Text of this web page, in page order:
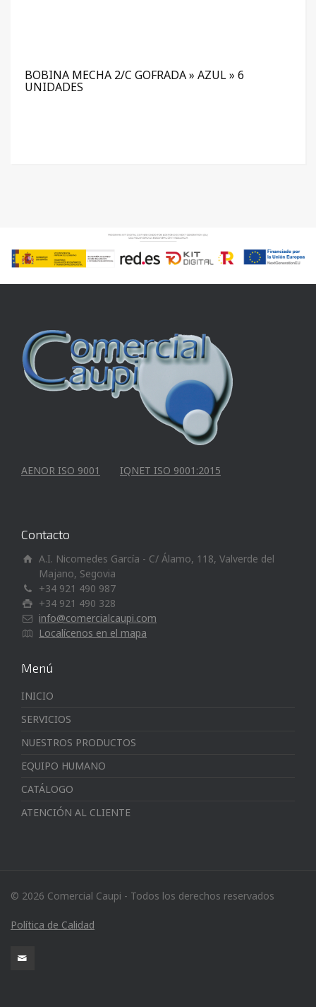
BOBINA MECHA 2/C GOFRADA » AZUL » 6
UNIDADES
AENOR ISO 9001 IQNET ISO 9001:2015
Contacto
A.I. Nicomedes García - C/ Álamo, 118, Valverde del
Majano, Segovia
+34 921 490 987
+34 921 490 328
info@comercialcaupi.com
Localícenos en el mapa
Menú
INICIO
SERVICIOS
NUESTROS PRODUCTOS
EQUIPO HUMANO
CATÁLOGO
ATENCIÓN AL CLIENTE
© 2026 Comercial Caupi - Todos los derechos reservados
Política de Calidad